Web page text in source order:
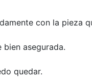
con la pieza
asegurada.
quedar.